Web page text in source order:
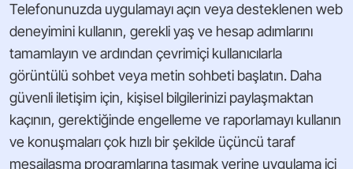
Telefonunuzda uygulamayı açın veya desteklenen web
deneyimini kullanın, gerekli yaş ve hesap adımlarını
tamamlayın ve ardından çevrimiçi kullanıcılarla
görüntülü sohbet veya metin sohbeti başlatın. Daha
güvenli iletişim için, kişisel bilgilerinizi paylaşmaktan
kaçının, gerektiğinde engelleme ve raporlamayı kullanın
ve konuşmaları çok hızlı bir şekilde üçüncü taraf
mesajlaşma programlarına taşımak yerine uygulama içi